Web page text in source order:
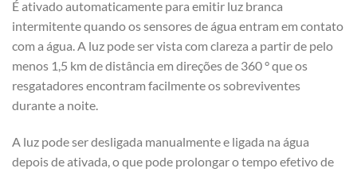
É ativado automaticamente para emitir luz branca
intermitente quando os sensores de água entram em contato
com a água. A luz pode ser vista com clareza a partir de pelo
menos 1,5 km de distância em direções de 360 ° que os
resgatadores encontram facilmente os sobreviventes
durante a noite.
A luz pode ser desligada manualmente e ligada na água
depois de ativada, o que pode prolongar o tempo efetivo de